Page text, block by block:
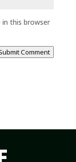
in this browser
Comment